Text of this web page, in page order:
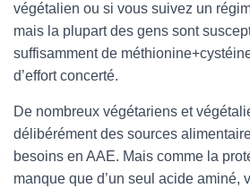
végétalien ou si vous suivez un
mais la plupart des gens sont
suffisamment de
d’effort concerté.
De nombreux végétariens et
délibérément des sources
besoins en AAE. Mais comme la
manque que d’un seul acide aminé,